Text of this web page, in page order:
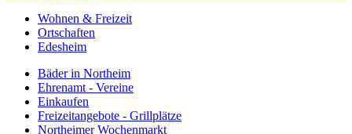
Wohnen & Freizeit
Ortschaften
Edesheim
Bäder in Northeim
Ehrenamt - Vereine
Einkaufen
Freizeitangebote - Grillplätze
Northeimer Wochenmarkt